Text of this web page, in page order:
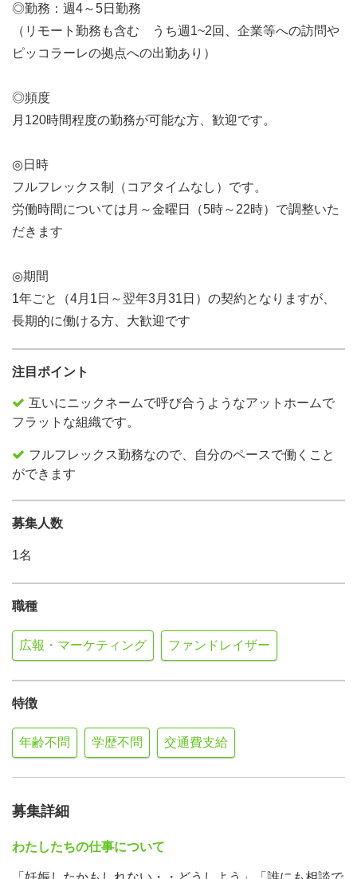
◎勤務：週4～5日勤務
（リモート勤務も含む うち週1~2回、企業等への訪問や
ピッコラーレの拠点への出勤あり）
◎頻度
月120時間程度の勤務が可能な方、歓迎です。
◎日時
フルフレックス制（コアタイムなし）です。
労働時間については月～金曜日（5時～22時）で調整いた
だきます
◎期間
1年ごと（4月1日～翌年3月31日）の契約となりますが、
長期的に働ける方、大歓迎です
注目ポイント
互いにニックネームで呼び合うようなアットホームで
フラットな組織です。
フルフレックス勤務なので、自分のペースで働くこと
ができます
募集人数
1名
職種
広報・マーケティング ファンドレイザー
特徴
年齢不問 学歴不問 交通費支給
募集詳細
わたしたちの仕事について